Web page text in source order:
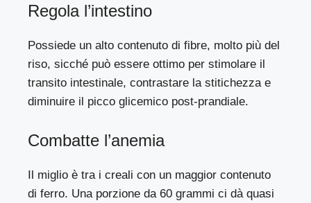
Regola l’intestino
Possiede un alto contenuto di fibre, molto più del
riso, sicché può essere ottimo per stimolare il
transito intestinale, contrastare la stitichezza e
diminuire il picco glicemico post-prandiale.
Combatte l’anemia
Il miglio è tra i creali con un maggior contenuto
di ferro. Una porzione da 60 grammi ci dà quasi